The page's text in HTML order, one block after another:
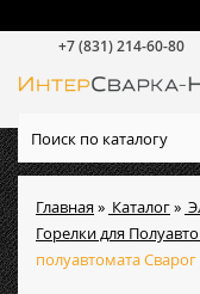
Главная» Каталог»
Горелки для
полуавтомата Сварог
+7 (831) 214-60-80